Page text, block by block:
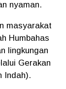
nyaman.
masyarakat
Humbahas
lingkungan
Gerakan
Indah).